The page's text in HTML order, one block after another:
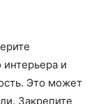
и
Это может
Закрепите